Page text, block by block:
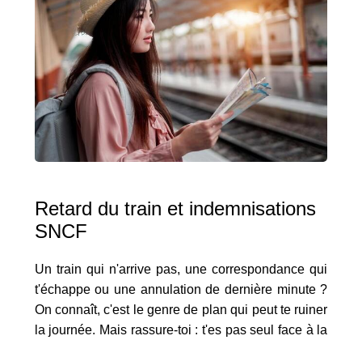
Retard du train et indemnisations
SNCF
Un train qui n'arrive pas, une correspondance qui
t'échappe ou une annulation de dernière minute ?
On connaît, c'est le genre de plan qui peut te ruiner
la journée. Mais rassure-toi : t'es pas seul face à la